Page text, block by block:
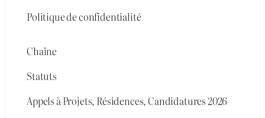
Politique de confidentialité
Chaîne
Statuts
Appels à Projets, Résidences, Candidatures 2026